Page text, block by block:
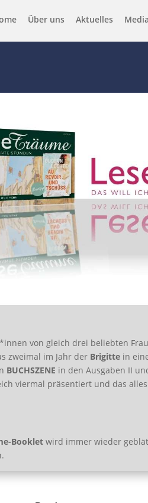
Über uns Aktuelles
von gleich drei beliebten
zweimal im Jahr der Brigittein
BUCHSZENE in den Ausgaben II
viermal präsentiert und das
Bookletwird immer wieder